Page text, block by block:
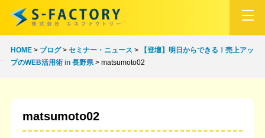
HOME> ブログ> セミナー・ニュース >
【登壇】明日からできる！売上アッ
プのWEB活用術 in 長野県> matsumoto02
matsumoto02